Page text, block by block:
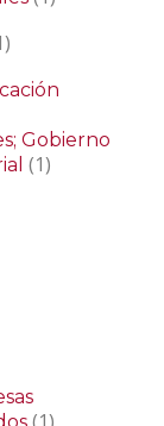
Gobierno
(1)